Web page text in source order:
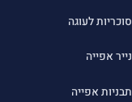
סוכריות לעוגה
נייר אפייה
תבניות אפייה